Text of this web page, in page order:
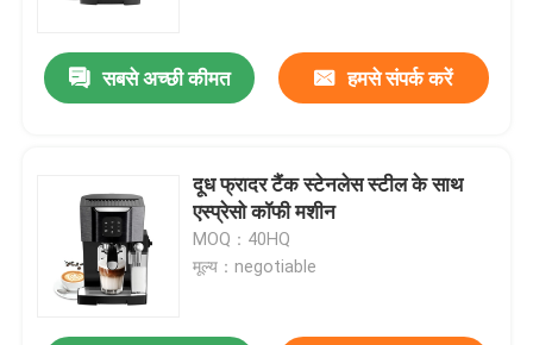
सबसे अच्छी कीमत हमसे संपर्क करें
दूध फ्रादर टैंक स्टेनलेस स्टील के साथ
एस्प्रेसो कॉफी मशीन
MOQ：40HQ
मूल्य：negotiable